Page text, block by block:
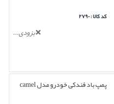
کد کالا : ۲۷۹۰
بزودی...
پمپ باد فندکی خودرو مدل camel